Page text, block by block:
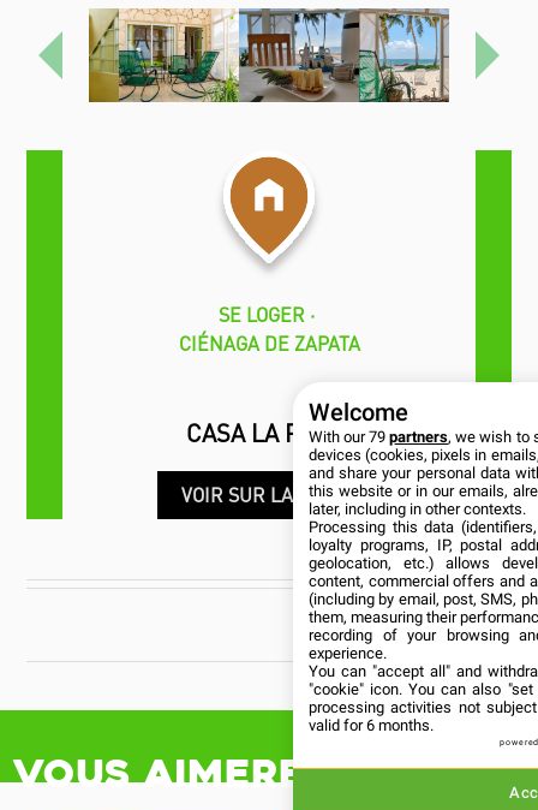
Précédent
CASA LA PLAYA
SE LOGER
CIÉNAGA DE ZAPATA
VOIR SUR LA CARTE
CUBANÍA
Vous aimerez aussi
Welcome
With our 79partners, we wish to
devices (cookies, pixels in
and share your personal data
this website or in our emails,
later, including in other contexts.
Processing this data
loyalty programs, IP, postal
geolocation, etc.) allows
content, commercial offers and
(including by email, post, SMS,
them, measuring their
recording of your browsing
experience.
You can "accept all" and
"cookie" icon. You can also
processing activities not
valid for 6 months.